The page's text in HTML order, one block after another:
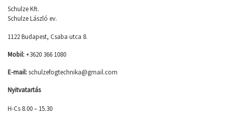
Schulze Kft.
Schulze László ev.
1122 Budapest, Csaba utca 8.
Mobil:+3620 366 1080
E-mail:schulzefogtechnika@gmail.com
Nyitvatartás
H-Cs 8.00 – 15.30